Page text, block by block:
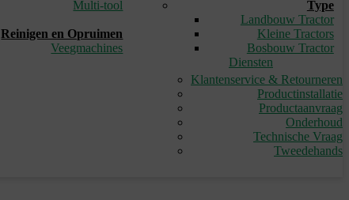
Multi-tool
Reinigen en Opruimen
Veegmachines
Type
Landbouw Tractor
Kleine Tractors
Bosbouw Tractor
Diensten
Klantenservice & Retourneren
Productinstallatie
Productaanvraag
Onderhoud
Technische Vraag
Tweedehands